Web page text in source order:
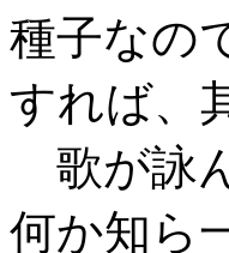
種子なの
すれば、
歌が詠
何か知ら